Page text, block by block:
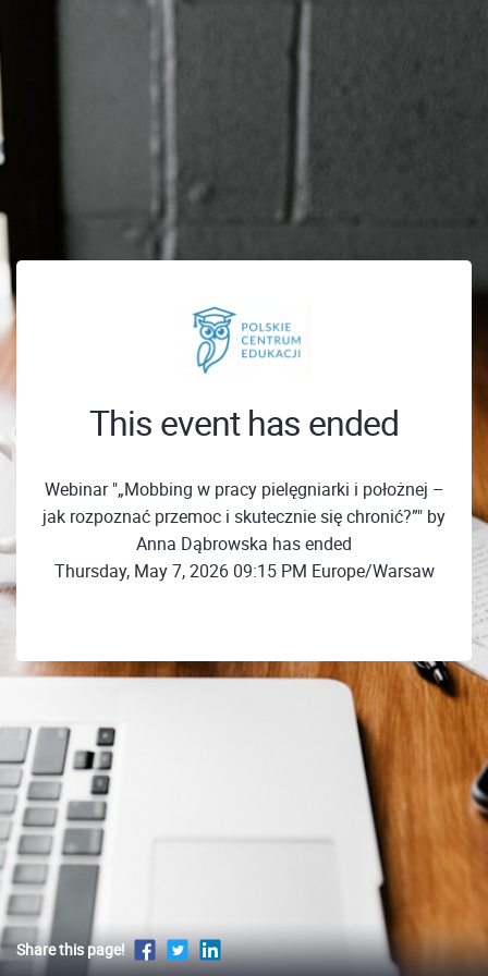
This event has ended
Webinar "„Mobbing w pracy pielęgniarki i położnej –
jak rozpoznać przemoc i skutecznie się chronić?”" by
Anna Dąbrowska has ended
Thursday, May 7, 2026 09:15 PM Europe/Warsaw
Share this page!